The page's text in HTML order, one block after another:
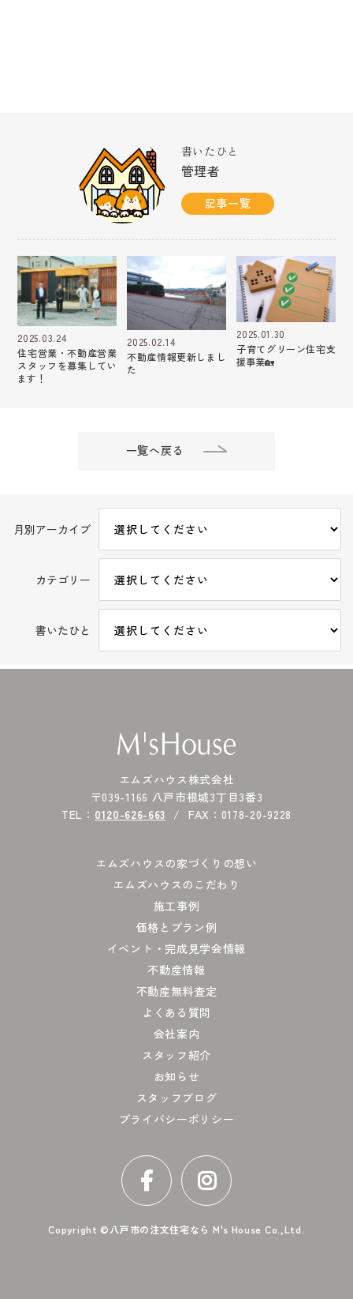
書いたひと
管理者
記事一覧
2025.03.24
住宅営業・不動産営業
スタッフを募集してい
ます！
2025.02.14
不動産情報更新しまし
た
2025.01.30
子育てグリーン住宅支
援事業🏡
一覧へ戻る
月別アーカイブ
カテゴリー
書いたひと
エムズハウス株式会社
〒039-1166 八戸市根城3丁目3番3
TEL： 0120-626-663 FAX：0178-20-9228
エムズハウスの家づくりの想い
エムズハウスのこだわり
施工事例
価格とプラン例
イベント・完成見学会情報
不動産情報
不動産無料査定
よくある質問
会社案内
スタッフ紹介
お知らせ
スタッフブログ
プライバシーポリシー
Copyright ©八戸市の注文住宅なら M's House Co.,Ltd.